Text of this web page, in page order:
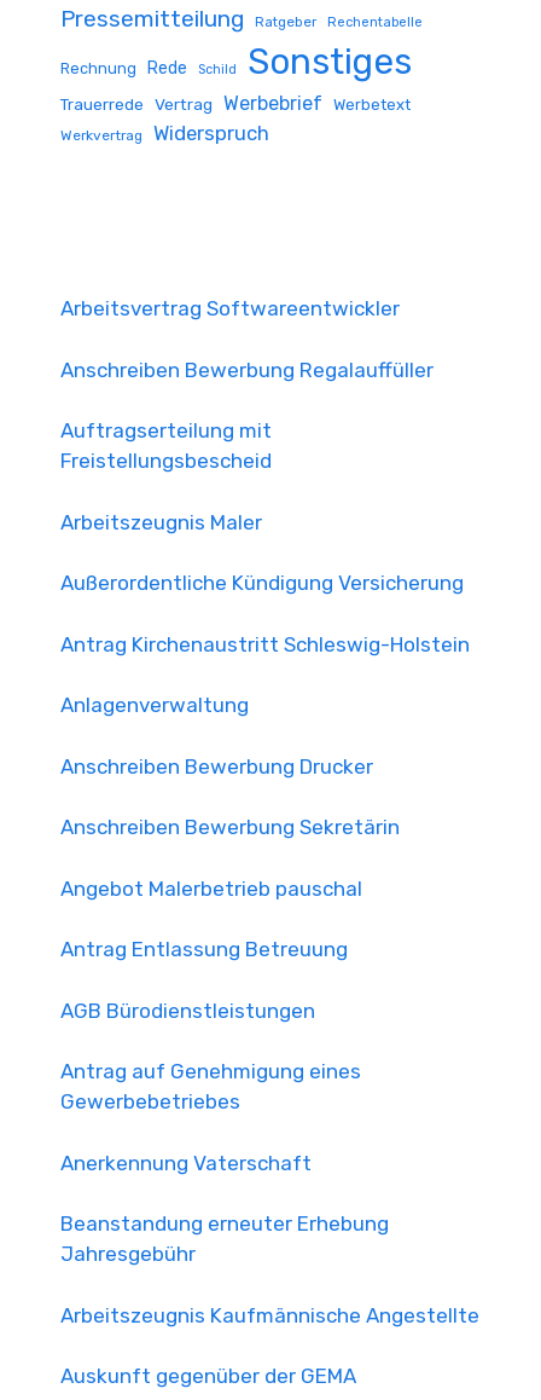
Pressemitteilung Ratgeber Rechentabelle
Rechnung Rede Schild Sonstiges
Trauerrede Vertrag Werbebrief Werbetext
Werkvertrag Widerspruch
Arbeitsvertrag Softwareentwickler
Anschreiben Bewerbung Regalauffüller
Auftragserteilung mit
Freistellungsbescheid
Arbeitszeugnis Maler
Außerordentliche Kündigung Versicherung
Antrag Kirchenaustritt Schleswig-Holstein
Anlagenverwaltung
Anschreiben Bewerbung Drucker
Anschreiben Bewerbung Sekretärin
Angebot Malerbetrieb pauschal
Antrag Entlassung Betreuung
AGB Bürodienstleistungen
Antrag auf Genehmigung eines
Gewerbebetriebes
Anerkennung Vaterschaft
Beanstandung erneuter Erhebung
Jahresgebühr
Arbeitszeugnis Kaufmännische Angestellte
Auskunft gegenüber der GEMA